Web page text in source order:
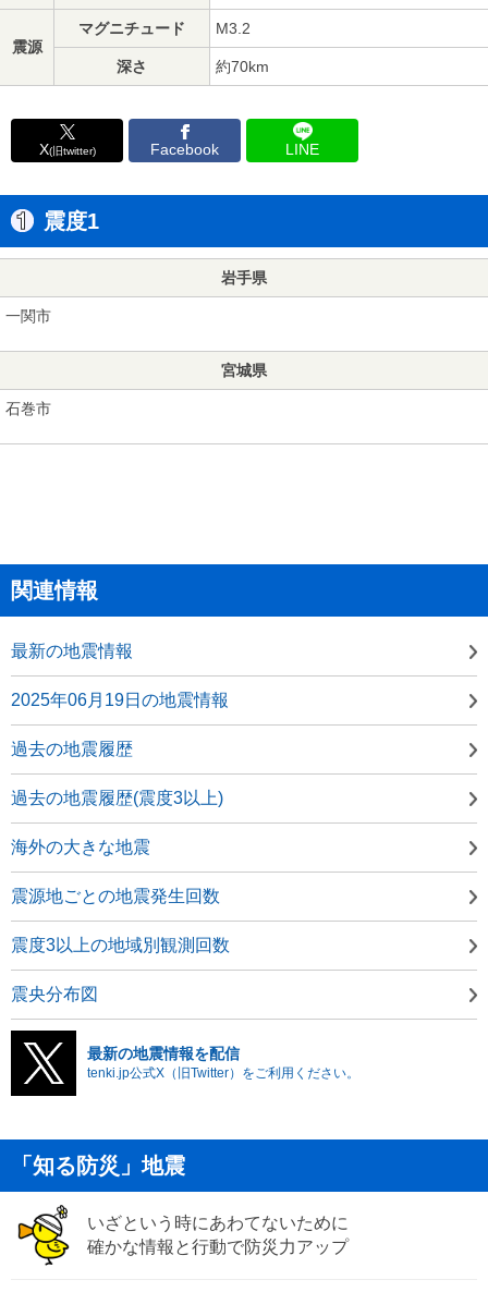
震源
マグニチュード M3.2
深さ 約70km
X(旧twitter) Facebook LINE
震度1
岩手県
一関市
宮城県
石巻市
関連情報
最新の地震情報
2025年06月19日の地震情報
過去の地震履歴
過去の地震履歴(震度3以上)
海外の大きな地震
震源地ごとの地震発生回数
震度3以上の地域別観測回数
震央分布図
最新の地震情報を配信
tenki.jp公式X（旧Twitter）をご利用ください。
「知る防災」地震
いざという時にあわてないために
確かな情報と行動で防災力アップ